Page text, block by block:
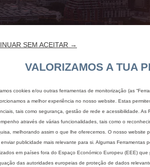
a
SEM ACEITAR →
VALORIZAMOS A TUA
cookies e/ou outras ferramentas de monitorização (as
a melhor experiência no nosso website. Estas
tais como segurança, gestão de rede e acessibilidade. As
através de várias funcionalidades, tais como o
melhorando assim o que lhe oferecemos. O nosso website
publicidade mais relevante para si. Algumas Ferramentas
em países fora do Espaço Económico Europeu (EEE)
das autoridades europeias de proteção de dados